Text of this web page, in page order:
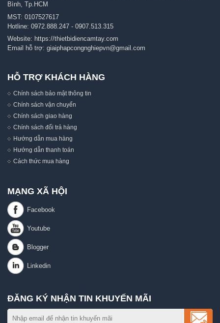
Bình, Tp.HCM
MST: 0107527617
Hotline: 0972.888.247 - 0907.513.315
Website: https://thietbidiencamtay.com
Email hỗ trợ: giaiphapcongnghiepvn@gmail.com
HỖ TRỢ KHÁCH HÀNG
Chính sách bảo mật thông tin
Chính sách vận chuyển
Chính sách giao hàng
Chính sách đổi trả hàng
Hướng dẫn mua hàng
Hướng dẫn thanh toán
Cách thức mua hàng
MẠNG XÃ HỘI
ĐĂNG KÝ NHẬN TIN KHUYẾN MÃI